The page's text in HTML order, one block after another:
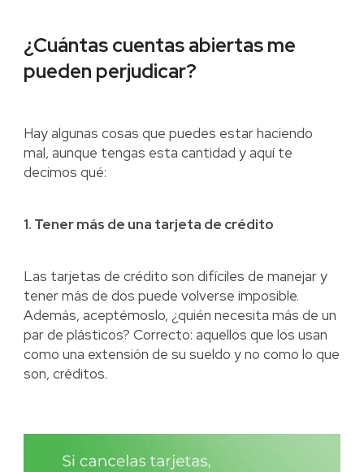
¿Cuántas cuentas abiertas me
pueden perjudicar?
Hay algunas cosas que puedes estar haciendo
mal, aunque tengas esta cantidad y aquí te
decimos qué:
1. Tener más de una tarjeta de crédito
Las tarjetas de crédito son difíciles de manejar y
tener más de dos puede volverse imposible.
Además, aceptémoslo, ¿quién necesita más de un
par de plásticos? Correcto: aquellos que los usan
como una extensión de su sueldo y no como lo que
son, créditos.